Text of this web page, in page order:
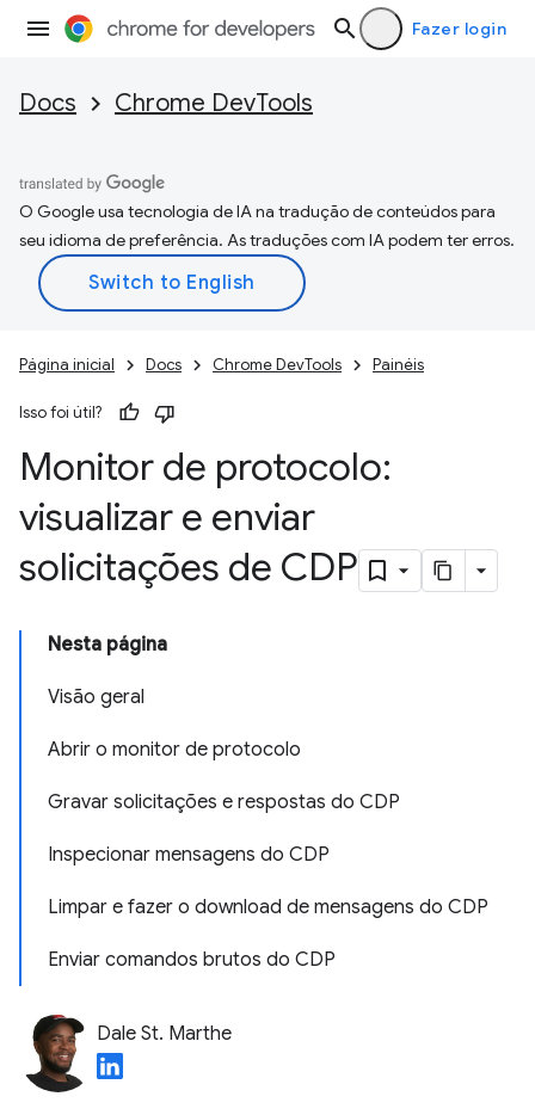
Fazer login
Docs Chrome DevTools
O Google usa tecnologia de IA na tradução de conteúdos para
seu idioma de preferência. As traduções com IA podem ter erros.
Página inicial Docs Chrome DevTools Painéis
Isso foi útil?
Monitor de protocolo:
visualizar e enviar
solicitações de CDP
Nesta página
Visão geral
Abrir o monitor de protocolo
Gravar solicitações e respostas do CDP
Inspecionar mensagens do CDP
Limpar e fazer o download de mensagens do CDP
Enviar comandos brutos do CDP
Dale St. Marthe